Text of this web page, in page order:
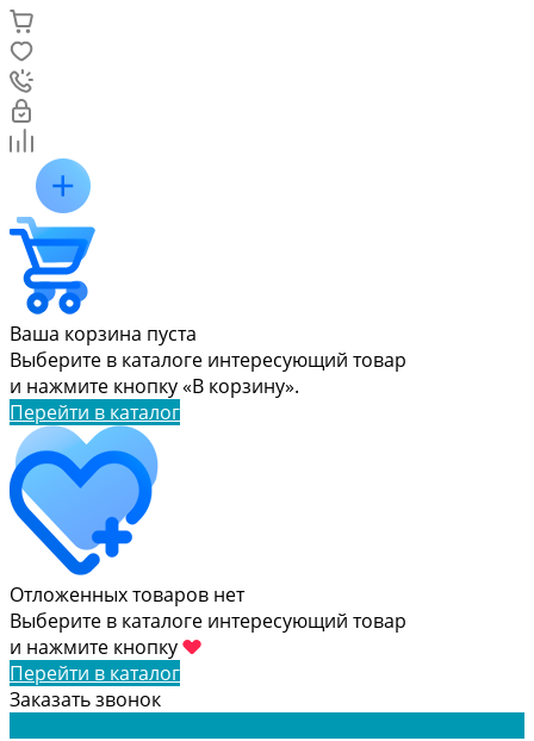
Ваша корзина пуста
Выберите в каталоге интересующий товар
и нажмите кнопку «В корзину».
Перейти в каталог
Отложенных товаров нет
Выберите в каталоге интересующий товар
и нажмите кнопку
Перейти в каталог
Заказать звонок